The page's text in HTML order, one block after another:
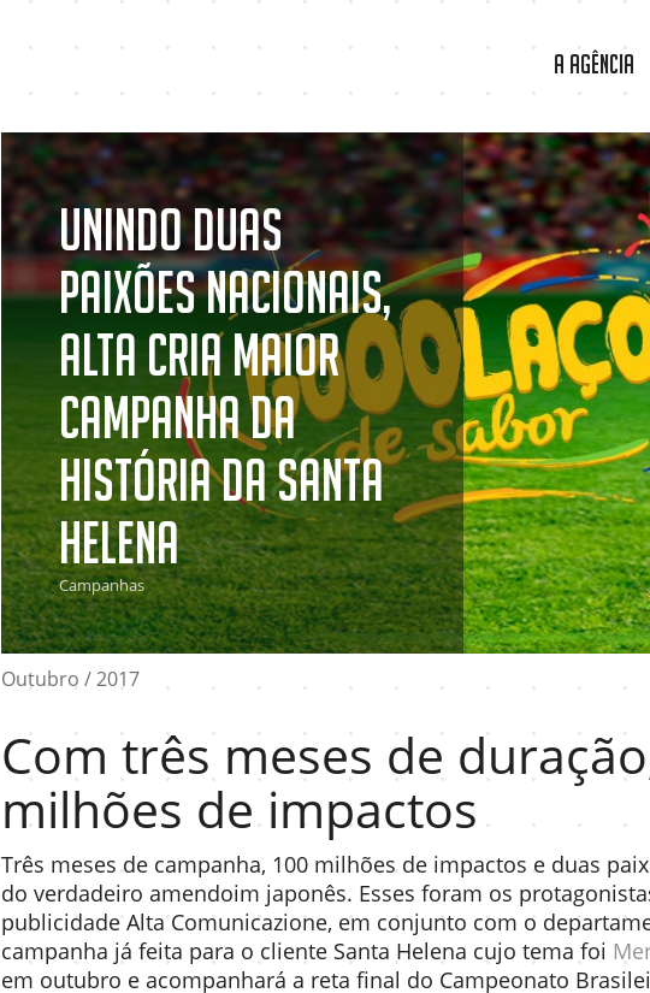
A Agência
Unindo duas
paixões nacionais,
Alta cria maior
campanha da
história da Santa
Helena
Campanhas
Outubro / 2017
Com três meses de
milhões de impactos
Três meses de campanha, 100 milhões de impactos e duas
do verdadeiro amendoim japonês. Esses foram os
publicidade Alta Comunicazione, em conjunto com o
campanha já feita para o cliente Santa Helena cujo tema foi
em outubro e acompanhará a reta final do Campeonato